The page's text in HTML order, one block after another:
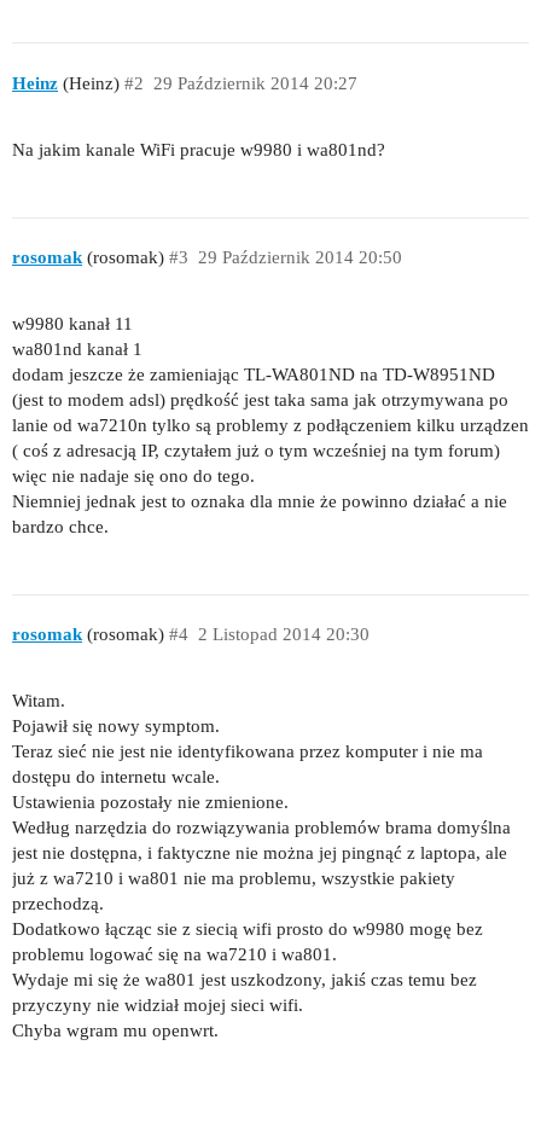
Heinz (Heinz) 29 Październik 2014 20:27
#2
Na jakim kanale WiFi pracuje w9980 i wa801nd?
rosomak (rosomak) 29 Październik 2014 20:50
#3
w9980 kanał 11
wa801nd kanał 1
dodam jeszcze że zamieniając TL-WA801ND na TD-W8951ND
(jest to modem adsl) prędkość jest taka sama jak otrzymywana po
lanie od wa7210n tylko są problemy z podłączeniem kilku urządzen
( coś z adresacją IP, czytałem już o tym wcześniej na tym forum)
więc nie nadaje się ono do tego.
Niemniej jednak jest to oznaka dla mnie że powinno działać a nie
bardzo chce.
rosomak(rosomak) 2 Listopad 2014 20:30
#4
Witam.
Pojawił się nowy symptom.
Teraz sieć nie jest nie identyfikowana przez komputer i nie ma
dostępu do internetu wcale.
Ustawienia pozostały nie zmienione.
Według narzędzia do rozwiązywania problemów brama domyślna
jest nie dostępna, i faktyczne nie można jej pingnąć z laptopa, ale
już z wa7210 i wa801 nie ma problemu, wszystkie pakiety
przechodzą.
Dodatkowo łącząc sie z siecią wifi prosto do w9980 mogę bez
problemu logować się na wa7210 i wa801.
Wydaje mi się że wa801 jest uszkodzony, jakiś czas temu bez
przyczyny nie widział mojej sieci wifi.
Chyba wgram mu openwrt.